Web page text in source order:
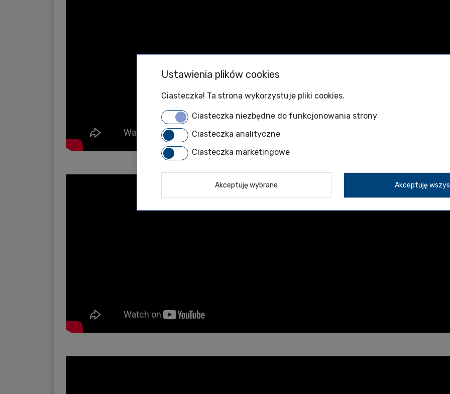
Ustawienia plików cookies
Ciasteczka! Ta strona wykorzystuje pliki cookies.
Ciasteczka niezbędne do funkcjonowania strony
Ciasteczka analityczne
Ciasteczka marketingowe
Akceptuję wybrane Akceptuję